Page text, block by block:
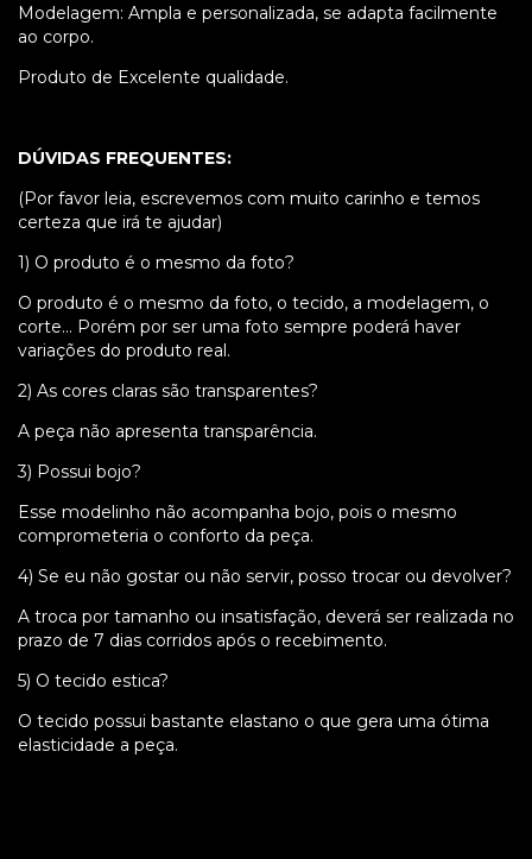
Modelagem: Ampla e personalizada, se adapta facilmente
ao corpo.
Produto de Excelente qualidade.
DÚVIDAS FREQUENTES:
(Por favor leia, escrevemos com muito carinho e temos
certeza que irá te ajudar)
1) O produto é o mesmo da foto?
O produto é o mesmo da foto, o tecido, a modelagem, o
corte... Porém por ser uma foto sempre poderá haver
variações do produto real.
2) As cores claras são transparentes?
A peça não apresenta transparência.
3) Possui bojo?
Esse modelinho não acompanha bojo, pois o mesmo
comprometeria o conforto da peça.
4) Se eu não gostar ou não servir, posso trocar ou devolver?
A troca por tamanho ou insatisfação, deverá ser realizada no
prazo de 7 dias corridos após o recebimento.
5) O tecido estica?
O tecido possui bastante elastano o que gera uma ótima
elasticidade a peça.